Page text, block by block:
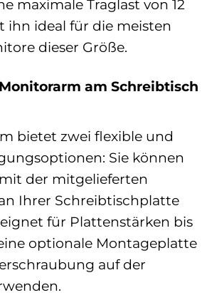
maximale Traglast von 12
ihn ideal für die meisten
dieser Größe.
am Schreibtisch
bietet zwei flexible und
Sie können
der mitgelieferten
Ihrer Schreibtischplatte
für Plattenstärken bis
optionale Montageplatte
auf der